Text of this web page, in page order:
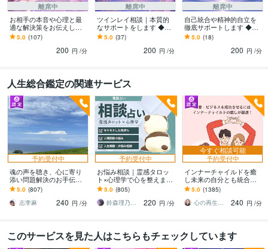
離席中
お相手の本音や心理と最
適な解決策をお伝えしま
す ◆生年月日不要 / 恋愛
以外もOK！
5.0 (107)
200 円 /分
離席中
ツインレイ相談｜本質的
なサポートをします ◆自
己統合/サイレント/迷いや
混乱を受け止め統合へ導
5.0 (37)
200 円 /分
離席中
自己統合や精神的自立を
徹底サポートします ◆価
値観をアップデートして
自分軸で身軽に生きてみ
5.0 (18)
200 円 /分
人生総合鑑定の関連サービス
予約受付中
魂の声を聴き、心に寄り
添い問題解決のお手伝い
します 恋愛·人間関係·家族
·仕事·HSPさん…魂の望む
方へ✩.*˚
5.0 (807)
志李麻
240 円 /分
予約受付中
お悩み相談｜霊感タロッ
ト×心理学で心を整えます
話すだけで心が軽くなる
「心の休憩室」。あなた
の味方になります
5.0 (805)
鈴森理乃｜霊感タロット×心理学
220 円 /分
今すぐ相談可能
予約受付中
インナーチャイルドを癒
し未来の自分とも統合し
ます 両親へのネガティブ
な感情が お金や人間関係
に影響してる？
5.0 (1385)
心の再生セラピスト YASUKO
240 円 /分
このサービスを見た人はこちらもチェックしています